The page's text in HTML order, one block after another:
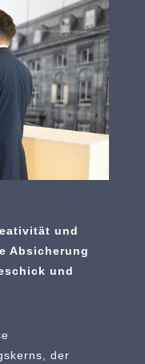
und
Absicherung
und
der